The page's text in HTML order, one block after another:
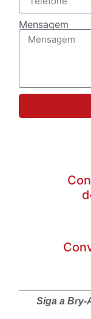
Mensagem
Siga a Bry-